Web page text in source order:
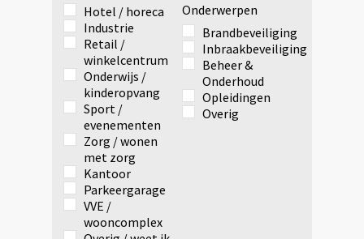
Hotel / horeca
Industrie
Retail /
winkelcentrum
Onderwijs /
kinderopvang
Sport /
evenementen
Zorg / wonen
met zorg
Kantoor
Parkeergarage
VVE /
wooncomplex
Onderwerpen
Brandbeveiliging
Inbraakbeveiliging
Beheer &
Onderhoud
Opleidingen
Overig